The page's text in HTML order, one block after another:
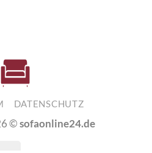
DATENSCHUTZ
©sofaonline24.de